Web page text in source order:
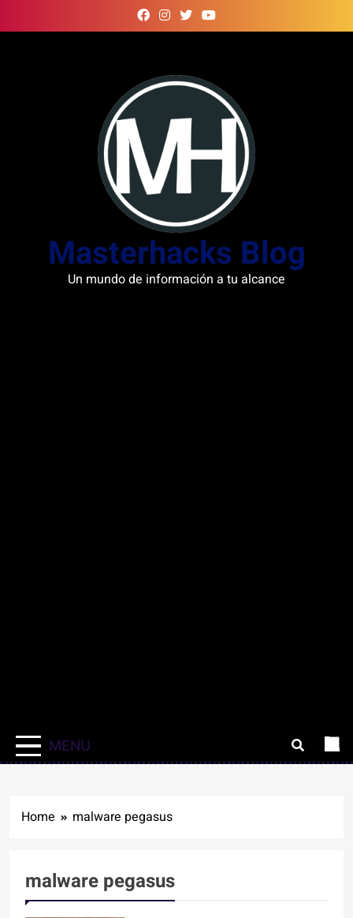
to
Masterhacks Blog
Un mundo de información a tu alcance
MENU
Home malware pegasus
malware pegasus